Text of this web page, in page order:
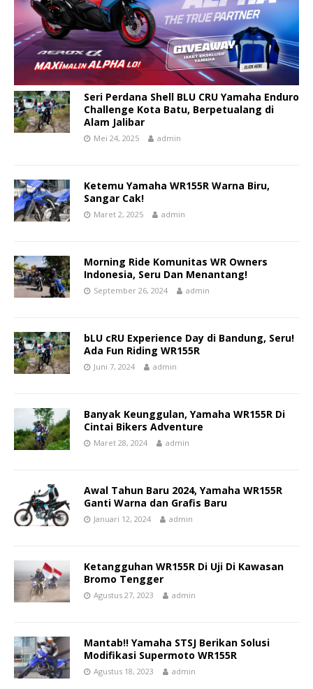
Seri Perdana Shell BLU CRU Yamaha Enduro
Challenge Kota Batu, Berpetualang di
Alam Jalibar
Mei 24, 2025 admin
Ketemu Yamaha WR155R Warna Biru,
Sangar Cak!
Maret 2, 2025 admin
Morning Ride Komunitas WR Owners
Indonesia, Seru Dan Menantang!
September 26, 2024 admin
bLU cRU Experience Day di Bandung, Seru!
Ada Fun Riding WR155R
Juni 7, 2024 admin
Banyak Keunggulan, Yamaha WR155R Di
Cintai Bikers Adventure
Maret 28, 2024 admin
Awal Tahun Baru 2024, Yamaha WR155R
Ganti Warna dan Grafis Baru
Januari 12, 2024 admin
Ketangguhan WR155R Di Uji Di Kawasan
Bromo Tengger
Agustus 27, 2023 admin
Mantab!! Yamaha STSJ Berikan Solusi
Modifikasi Supermoto WR155R
Agustus 18, 2023 admin